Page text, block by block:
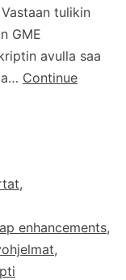
tulikin
GME
avulla saa
Continue
,
enhancements,
,